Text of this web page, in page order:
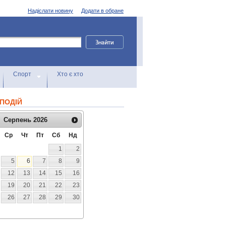
Додати в обране
Надіслати новину
Спорт Хто є хто
Серпень 2026
Ср Чт Пт Сб
Нд
1
2
5 6 7 8
9
12 13 14 15
16
19 20 21 22
23
26 27 28 29
30